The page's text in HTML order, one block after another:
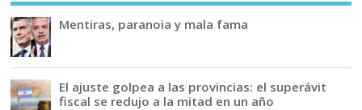
Mentiras, paranoia y mala fama
El ajuste golpea a las provincias: el superávit
fiscal se redujo a la mitad en un año